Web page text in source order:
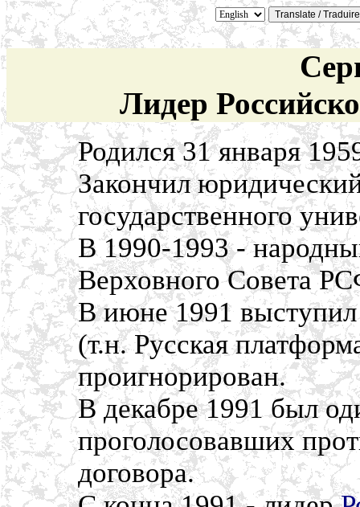
Лидер
Родился 31 января
Закончил
государственного
В 1990-1993 -
Верховного Совета
В июне 1991
(т.н. Русская
проигнорирован.
В декабре 1991 был
проголосовавших
договора.